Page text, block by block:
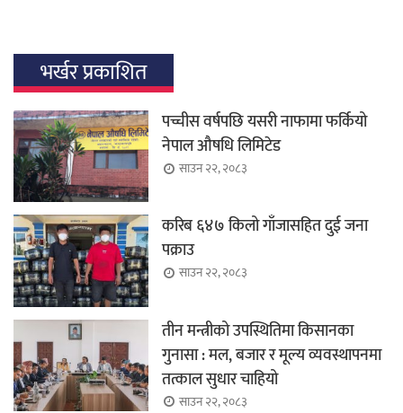
भर्खर प्रकाशित
पच्चीस वर्षपछि यसरी नाफामा फर्कियो
नेपाल औषधि लिमिटेड
साउन २२, २०८३
करिब ६४७ किलो गाँजासहित दुई जना
पक्राउ
साउन २२, २०८३
तीन मन्त्रीको उपस्थितिमा किसानका
गुनासा : मल, बजार र मूल्य व्यवस्थापनमा
तत्काल सुधार चाहियो
साउन २२, २०८३